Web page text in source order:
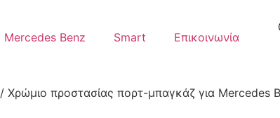
Mercedes Benz Smart Επικοινωνία
/ Χρώμιο προστασίας πορτ-μπαγκάζ για Mercedes